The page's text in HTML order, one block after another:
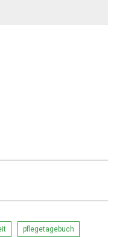
pflegetagebuch